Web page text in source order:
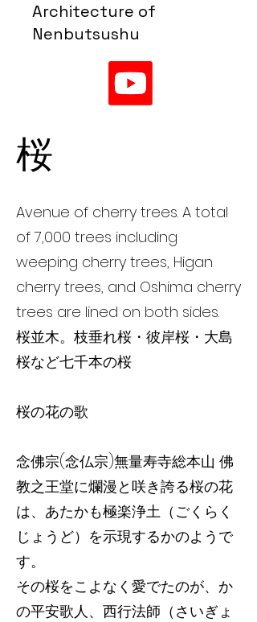
Architecture of
Nenbutsushu
桜
Avenue of cherry trees. A total
of 7,000 trees including
weeping cherry trees, Higan
cherry trees, and Oshima cherry
trees are lined on both sides.
桜並木。枝垂れ桜・彼岸桜・大島
桜など七千本の桜
桜の花の歌
念佛宗(念仏宗)無量寿寺総本山 佛
教之王堂に爛漫と咲き誇る桜の花
は、あたかも極楽浄土（ごくらく
じょうど）を示現するかのようで
す。
その桜をこよなく愛でたのが、か
の平安歌人、西行法師（さいぎょ